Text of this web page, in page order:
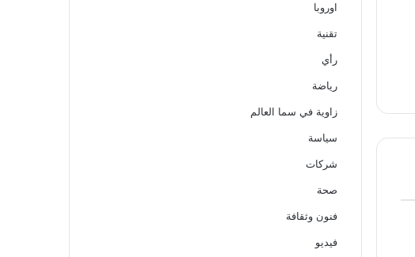
اوروبا
تقنية
رأي
رياضة
زاوية في سما العالم
سياسة
شركات
صحة
فنون وثقافة
فيديو